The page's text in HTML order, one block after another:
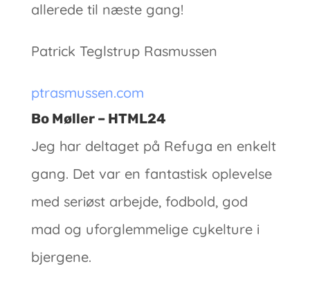
allerede til næste gang!
Patrick Teglstrup Rasmussen
ptrasmussen.com
Bo Møller – HTML24
Jeg har deltaget på Refuga en enkelt
gang. Det var en fantastisk oplevelse
med seriøst arbejde, fodbold, god
mad og uforglemmelige cykelture i
bjergene.